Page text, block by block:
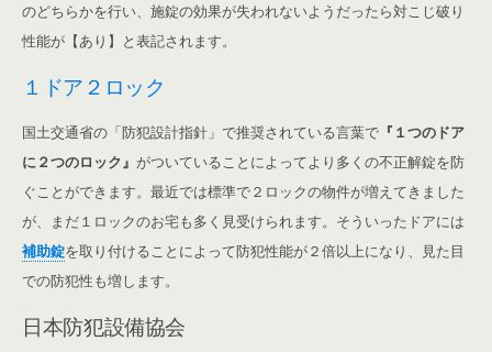
のどちらかを行い、施錠の効果が失われないようだったら対こじ破り
性能が【あり】と表記されます。
１ドア２ロック
国土交通省の「防犯設計指針」で推奨されている言葉で 『１つのドア
に２つのロック』 がついていることによってより多くの不正解錠を防
ぐことができます。最近では標準で２ロックの物件が増えてきました
が、まだ１ロックのお宅も多く見受けられます。そういったドアには
補助錠を取り付けることによって防犯性能が２倍以上になり、見た目
での防犯性も増します。
日本防犯設備協会